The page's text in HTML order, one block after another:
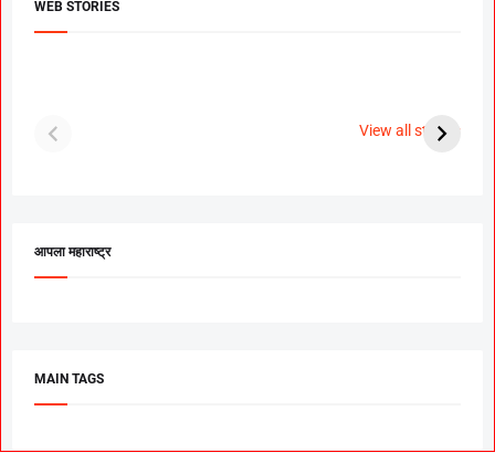
WEB STORIES
View all stories
पूजा सावंत ने गुपचूप
आपला महाराष्ट्र
MAIN TAGS